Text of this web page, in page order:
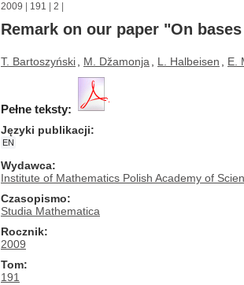
2009 191 2
Remark on our paper "On
T. Bartoszyński M. Džamonja L. Halbeisen E.
Pełne teksty:
Języki publikacji
EN
Wydawca
Institute of Mathematics Polish Academy of
Czasopismo
Studia Mathematica
Rocznik
2009
Tom
191